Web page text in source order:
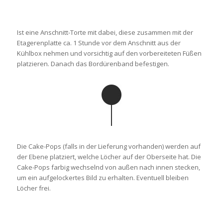
Ist eine Anschnitt-Torte mit dabei, diese zusammen mit der
Etagerenplatte ca. 1 Stunde vor dem Anschnitt aus der
Kühlbox nehmen und vorsichtig auf den vorbereiteten Füßen
platzieren. Danach das Bordürenband befestigen.
Die Cake-Pops (falls in der Lieferung vorhanden) werden auf
der Ebene platziert, welche Löcher auf der Oberseite hat. Die
Cake-Pops farbig wechselnd von außen nach innen stecken,
um ein aufgelockertes Bild zu erhalten. Eventuell bleiben
Löcher frei.